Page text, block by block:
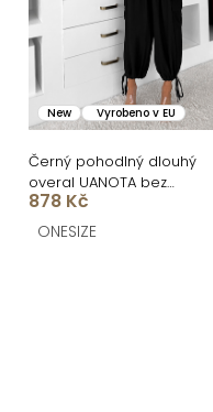
New Vyrobeno v EU
Černý pohodlný dlouhý
overal UANOTA bez
ramínek
878 Kč
ONESIZE